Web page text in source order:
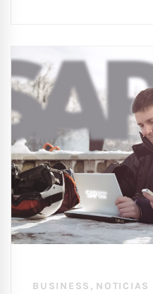
BUSINESS , NOTICIAS